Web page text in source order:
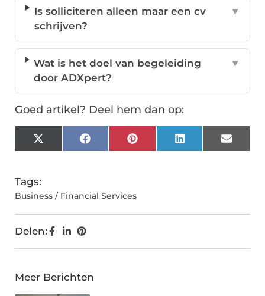
Is solliciteren alleen maar een cv
schrijven?
▼
Wat is het doel van begeleiding
door ADXpert?
▼
Goed artikel? Deel hem dan op:
X
(Twitter)
FacebookPinterestLinkedInEmail
Tags:
Business / Financial Services
Delen:
Meer Berichten